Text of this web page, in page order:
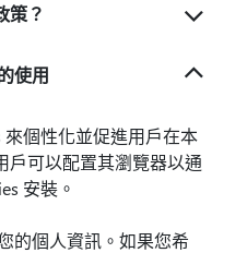
策？
使用
個性化並促進用戶在本
戶可以配置其瀏覽器以通
安裝。
的個人資訊。如果您希